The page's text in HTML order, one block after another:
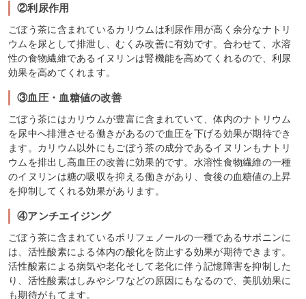
②利尿作用
ごぼう茶に含まれているカリウムは利尿作用が高く余分なナトリ
ウムを尿として排泄し、むくみ改善に有効です。合わせて、水溶
性の食物繊維であるイヌリンは腎機能を高めてくれるので、利尿
効果を高めてくれます。
③血圧・血糖値の改善
ごぼう茶にはカリウムが豊富に含まれていて、体内のナトリウム
を尿中へ排泄させる働きがあるので血圧を下げる効果が期待でき
ます。カリウム以外にもごぼう茶の成分であるイヌリンもナトリ
ウムを排出し高血圧の改善に効果的です。水溶性食物繊維の一種
のイヌリンは糖の吸収を抑える働きがあり、食後の血糖値の上昇
を抑制してくれる効果があります。
④アンチエイジング
ごぼう茶に含まれているポリフェノールの一種であるサポニンに
は、活性酸素による体内の酸化を防止する効果が期待できます。
活性酸素による病気や老化そして老化に伴う記憶障害を抑制した
り、活性酸素はしみやシワなどの原因にもなるので、美肌効果に
も期待がもてます。